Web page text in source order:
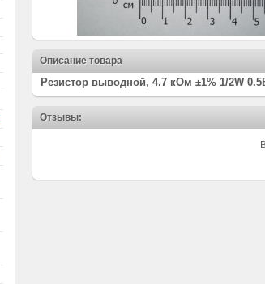
Описание товара
Резистор выводной, 4.7 кОм ±1% 1/2W
Отзывы: